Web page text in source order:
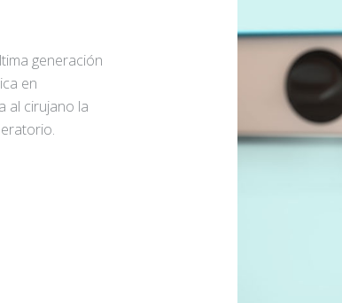
generación
en
al cirujano la